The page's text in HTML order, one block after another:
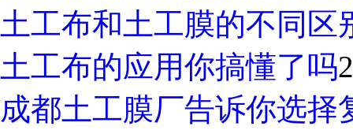
土工布和土工膜的不同区
土工布的应用你搞懂了吗
成都土工膜厂告诉你选